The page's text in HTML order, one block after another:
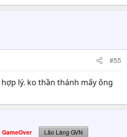
#55
lý. ko thần thánh mấy ông
GameOver Lão Làng GVN